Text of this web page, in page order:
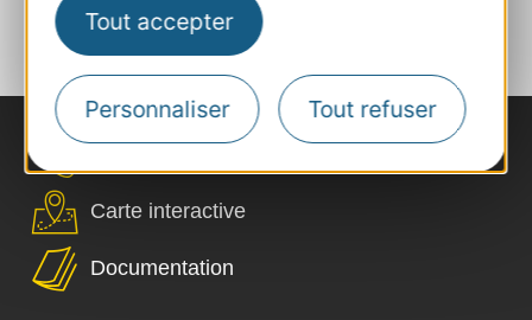
Tout accepter
Personnaliser Tout refuser
Plus de résultats
Carte interactive
Documentation